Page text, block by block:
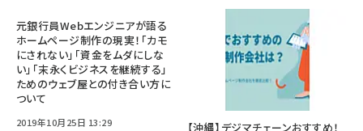
元銀行員Webエンジニアが語る
ホームページ制作の現実！「カモ
にされない」「資金をムダにしな
い」「末永くビジネスを継続する」
ためのウェブ屋との付き合い方に
ついて
2019年10月25日 13:29 【沖縄】デジマチェーンおすすめ！